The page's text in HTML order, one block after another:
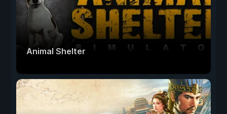
Animal Shelter